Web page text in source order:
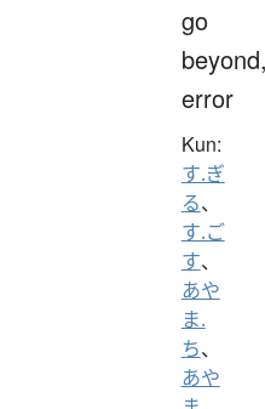
go
error
Kun:
す.ぎ
る、
す.ご
す、
あや
ま.
ち、
あや